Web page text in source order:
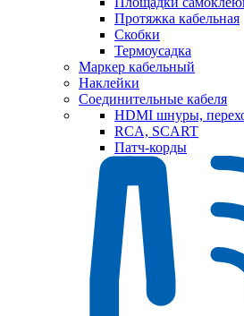
Протяжка кабельная
Скобки
Термоусадка
Маркер кабельный
Наклейки
Соединительные кабеля
HDMI шнуры,
RCA, SCART
Патч-корды